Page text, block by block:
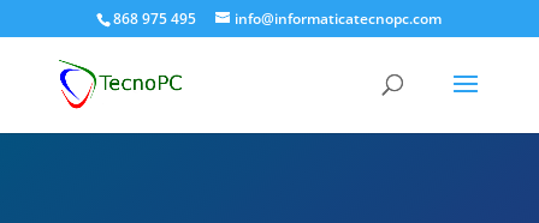
868 975 495 info@informaticatecnopc.com